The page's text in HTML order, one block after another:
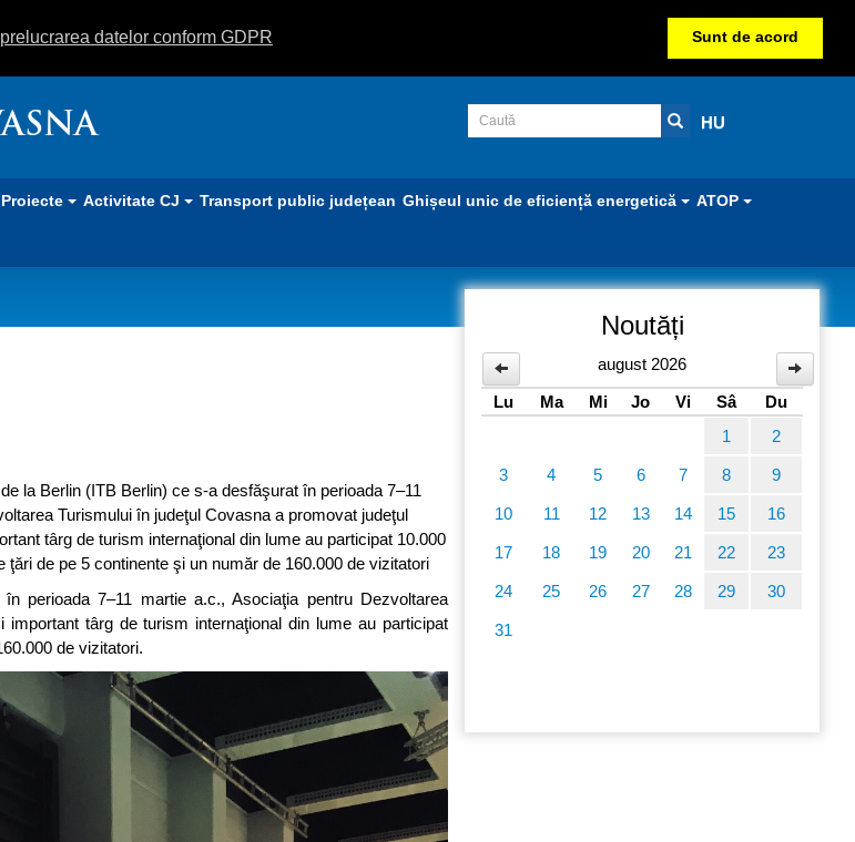
datelor conform GDPR Sunt de acord
HU
Proiecte Activitate CJ Transport public județean Ghișeul unic de eficiență energetică ATOP
la Berlin (ITB Berlin) ce s-a desfăşurat în perioada 7–11
Turismului în judeţul Covasna a promovat judeţul
târg de turism internaţional din lume au participat 10.000
ţări de pe 5 continente şi un număr de 160.000 de vizitatori
perioada 7–11 martie a.c., Asociaţia pentru Dezvoltarea
târg de turism internaţional din lume au participat
de vizitatori.
Noutăți
august 2026
Lu
Ma Mi Jo Vi Sâ
Du
1
2
3 4 5 6 7 8 9
10 11 12 13 14 15 16
17 18 19 20 21 22 23
24 25 26 27 28 29 30
31